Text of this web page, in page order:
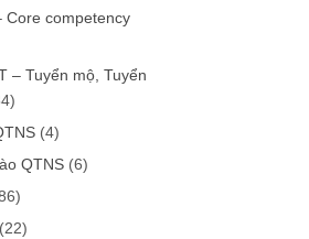
competency
– Tuyển mộ, Tuyển
(4)
QTNS (6)
(22)